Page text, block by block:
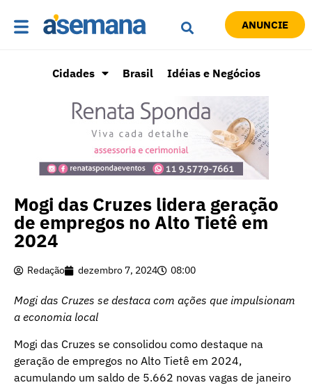
ANUNCIE
Cidades Brasil Idéias e Negócios
Mogi das Cruzes lidera geração
de empregos no Alto Tietê em
2024
Redação dezembro 7, 2024 08:00
Mogi das Cruzes se destaca com ações que impulsionam
a economia local
Mogi das Cruzes se consolidou como destaque na
geração de empregos no Alto Tietê em 2024,
acumulando um saldo de 5.662 novas vagas de janeiro